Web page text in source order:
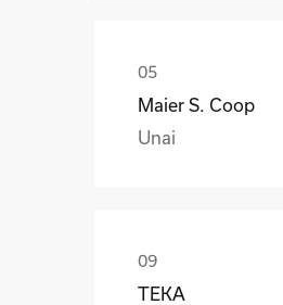
Maier S. Coop
Unai
TEKA